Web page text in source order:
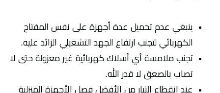
ينبغي عدم تحميل عدة أجهزة على نفس المفتاح
الكهربائي لتجنب ارتفاع الجهد التشغيلي الزائد عليه.
تجنب ملامسة أي أسلاك كهربائية غير معزولة حتى لا
تصاب بالصعق لا قدر الله.
عند انقطاع التيار من الأفضل فصل الأجهزة المنزلية